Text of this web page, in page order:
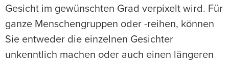
Gesicht im gewünschten Grad verpixelt wird. Für
ganze Menschengruppen oder -reihen, können
Sie entweder die einzelnen Gesichter
unkenntlich machen oder auch einen längeren